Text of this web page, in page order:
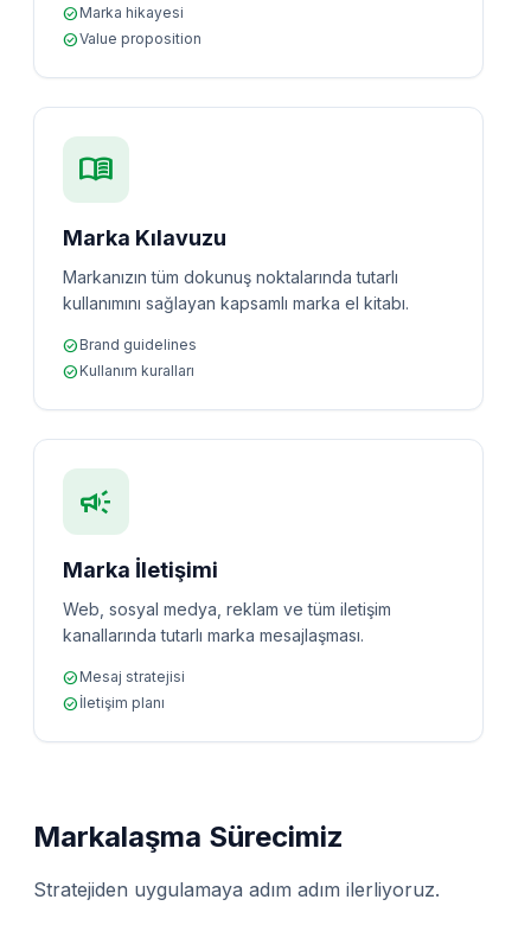
check_circle Marka hikayesi
check_circleValue proposition
menu_book
Marka Kılavuzu
Markanızın tüm dokunuş noktalarında tutarlı
kullanımını sağlayan kapsamlı marka el kitabı.
check_circle Brand guidelines
check_circle Kullanım kuralları
campaign
Marka İletişimi
Web, sosyal medya, reklam ve tüm iletişim
kanallarında tutarlı marka mesajlaşması.
check_circle Mesaj stratejisi
check_circle İletişim planı
Markalaşma Sürecimiz
Stratejiden uygulamaya adım adım ilerliyoruz.